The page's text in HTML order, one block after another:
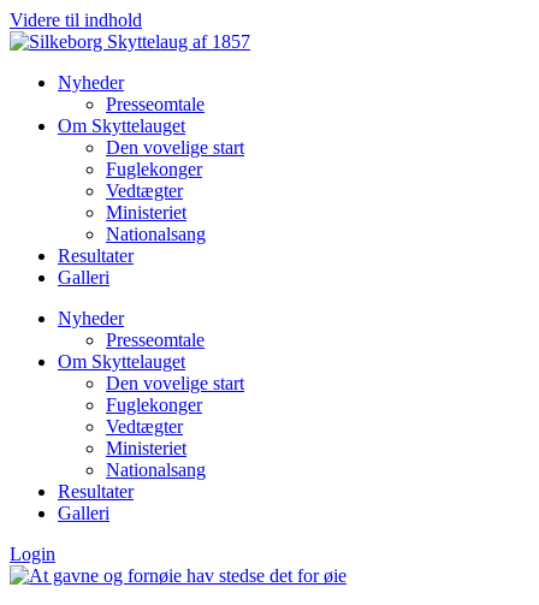
Videre til indhold
Nyheder
Presseomtale
Om Skyttelauget
Den vovelige start
Fuglekonger
Vedtægter
Ministeriet
Nationalsang
Resultater
Galleri
Nyheder
Presseomtale
Om Skyttelauget
Den vovelige start
Fuglekonger
Vedtægter
Ministeriet
Nationalsang
Resultater
Galleri
Login